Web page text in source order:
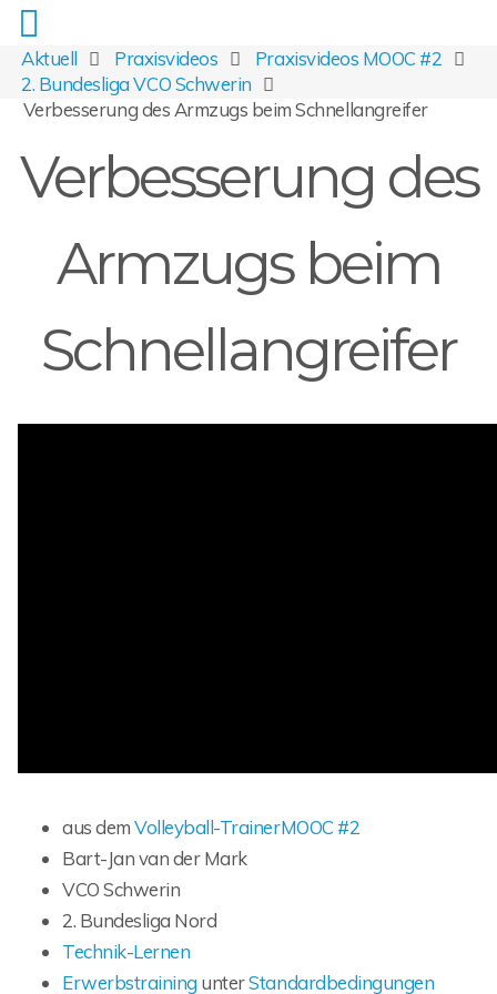
Aktuell Praxisvideos
Praxisvideos MOOC #2
2. Bundesliga VCO Schwerin
Verbesserung des Armzugs beim Schnellangreifer
Verbesserung des
Armzugs beim
Schnellangreifer
aus demVolleyball-TrainerMOOC #2
Bart-Jan van der Mark
VCO Schwerin
2. Bundesliga Nord
Technik-Lernen
Erwerbstraining unterStandardbedingungen